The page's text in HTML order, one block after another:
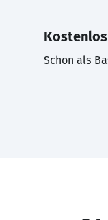
Schon als